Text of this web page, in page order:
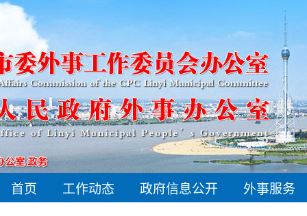
首页 工作动态 政府信息公开 外事服务